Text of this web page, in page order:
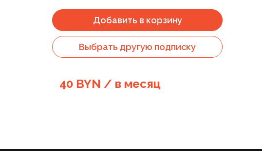
Выбрать другую подписку
Добавить в корзину
40 BYN / в месяц